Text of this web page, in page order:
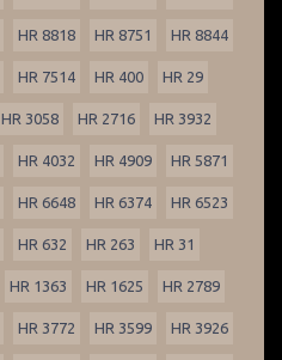
HR 8818 HR 8751 HR 8844
HR 7514 HR 400 HR 29
HR 3058 HR 2716 HR 3932
HR 4032 HR 4909 HR 5871
HR 6648 HR 6374 HR 6523
HR 632 HR 263 HR 31
HR 1363 HR 1625 HR 2789
HR 3772 HR 3599 HR 3926